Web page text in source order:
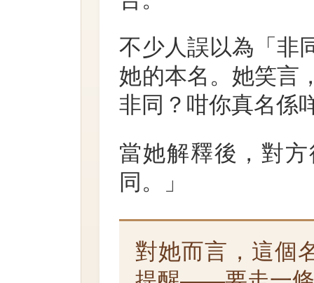
不少人誤以為「非
她的本名。她笑言
非同？咁你真名係
當她解釋後，對
同。」
對她而言，這個